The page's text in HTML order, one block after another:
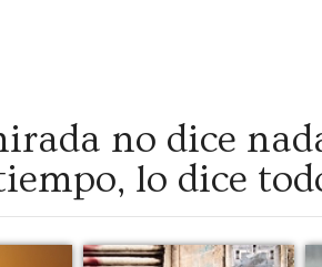
no dice
lo dice